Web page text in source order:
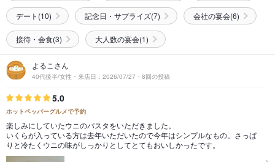
デート(10) 記念日・サプライズ(7) 会社の宴会(6)
接待・会食(3) 大人数の宴会(1)
よるこさん
40代後半/女性・来店日：2026/07/27・8回の投稿
5.0
ホットペッパーグルメで予約
楽しみにしていたウニのパスタをいただきました。
いくらが入っている方は去年いただいたので今年はシンプルなもの。さっぱ
りと冷たくウニの味がしっかりとしてとてもおいしかったです。